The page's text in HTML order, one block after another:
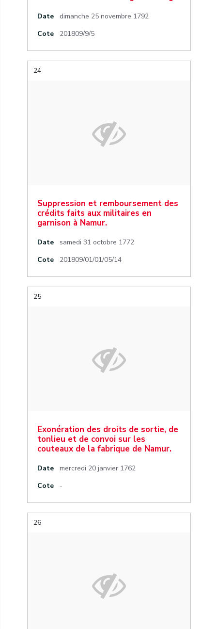
Date
dimanche 25 novembre 1792
Cote
201809/9/5
24
Suppression et remboursement des
crédits faits aux militaires en
garnison à Namur.
Date
samedi 31 octobre 1772
Cote
201809/01/01/05/14
25
Exonération des droits de sortie, de
tonlieu et de convoi sur les
couteaux de la fabrique de Namur.
Date
mercredi 20 janvier 1762
Cote
-
26